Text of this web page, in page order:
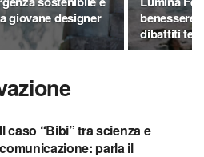
giovane designer
benessere
dibattiti
Il caso “Bibi” tra scienza e
comunicazione: parla il